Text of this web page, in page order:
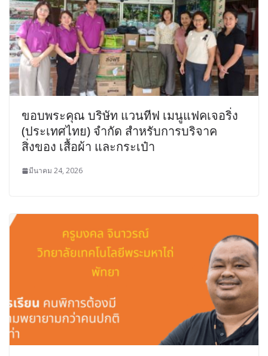
ขอบพระคุณ บริษัท แวนทีฟ เมนูแฟคเจอริ่ง
(ประเทศไทย) จำกัด สำหรับการบริจาค
สิ่งของ เสื้อผ้า และกระเป๋า
มีนาคม 24, 2026